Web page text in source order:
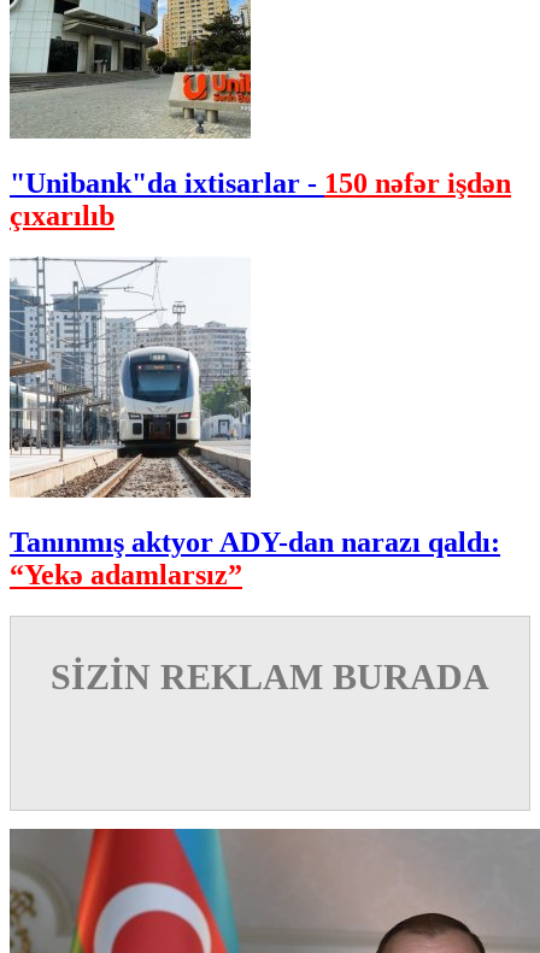
"Unibank"da ixtisarlar - 150 nəfər işdən
çıxarılıb
Tanınmış aktyor ADY-dan narazı qaldı:
“Yekə adamlarsız”
SİZİN REKLAM BURADA